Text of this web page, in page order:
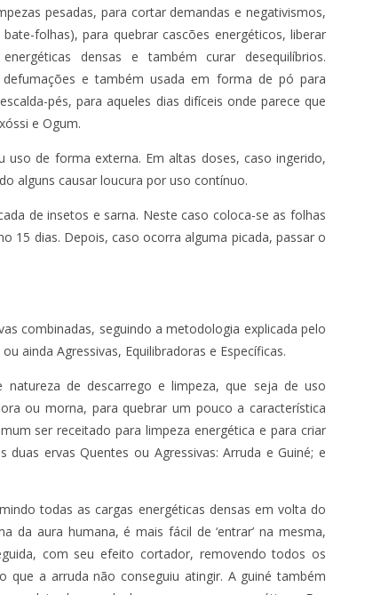
pesadas, para cortar demandas e negativismos,
folhas), para quebrar cascões energéticos, liberar
densas e também curar desequilíbrios.
e também usada em forma de pó para
pés, para aqueles dias difíceis onde parece que
e Ogum.
de forma externa. Em altas doses, caso ingerido,
alguns causar loucura por uso contínuo.
de insetos e sarna. Neste caso coloca-se as folhas
15 dias. Depois, caso ocorra alguma picada, passar o
combinadas, seguindo a metodologia explicada pelo
ainda Agressivas, Equilibradoras e Específicas.
de descarrego e limpeza, que seja de uso
ou morna, para quebrar um pouco a característica
ser receitado para limpeza energética e para criar
ervas Quentes ou Agressivas: Arruda e Guiné; e
todas as cargas energéticas densas em volta do
da aura humana, é mais fácil de ‘entrar’ na mesma,
com seu efeito cortador, removendo todos os
que a arruda não conseguiu atingir. A guiné também